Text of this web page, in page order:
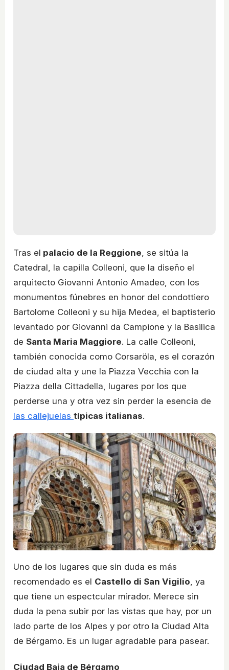
Tras el palacio de la Reggione , se sitúa la
Catedral, la capilla Colleoni, que la diseño el
arquitecto Giovanni Antonio Amadeo, con los
monumentos fúnebres en honor del condottiero
Bartolome Colleoni y su hija Medea, el baptisterio
levantado por Giovanni da Campione y la Basilica
de Santa Maria Maggiore. La calle Colleoni,
también conocida como Corsaröla, es el corazón
de ciudad alta y une la Piazza Vecchia con la
Piazza della Cittadella, lugares por los que
perderse una y otra vez sin perder la esencia de
las callejuelas típicas italianas.
Uno de los lugares que sin duda es más
recomendado es el Castello di San Vigilio , ya
que tiene un espectcular mirador. Merece sin
duda la pena subir por las vistas que hay, por un
lado parte de los Alpes y por otro la Ciudad Alta
de Bérgamo. Es un lugar agradable para pasear.
Ciudad Baja de Bérgamo